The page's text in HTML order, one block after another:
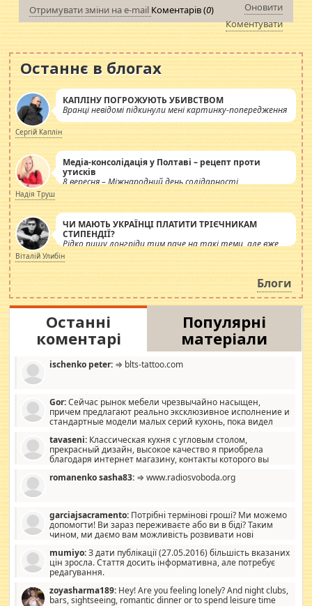
Отримувати зміни на e-mail Коментарів (0)
Оновити
Коментувати
Останнє в блогах
КАПЛІНУ ПОГРОЖУЮТЬ УБИВСТВОМ
Вранці невідомі підкинули мені картинку-попередження
Сергій Каплін
Медіа-консолідація у Полтаві – рецепт проти
утисків
8 вересня – Міжнародний день солідарності
журналістів.
Надія Труш
ЧИ МАЮТЬ УКРАЇНЦІ ПЛАТИТИ ТРІЄЧНИКАМ
СТИПЕНДІЇ?
Рідко пишу лонгріди тим паче на такі теми, але вже
просто дістало! Обурюють сьогоднішні інсенуації
навколо стипендіального питання. Штучно
роздувається ще одна соціальна катастрофа.
Віталій Улибін
Блоги
Останні
коментарі
Популярні
матеріали
ischenko peter: ⇒ blts-tattoo.com
Gor:Сейчас рынок мебели чрезвычайно насыщен,
причем предлагают реально эксклюзивное исполнение и
стандартные модели малых серий кухонь, пока видел
стандартные формы, в MebelOk, креативненько и что главное -
со вкусом все в порядке, без ненужных наворотов удорожающих
мебель, а это не последний фактор.
tavaseni: Классическая кухня с угловым столом,
прекрасный дизайн, высокое качество я приобрела
благодаря интернет магазину, контакты которого вы
romanenko sasha83: ⇒ www.radiosvoboda.org
garciajsacramento: Потрібні термінові гроші? Ми можемо
допомогти! Ви зараз переживаєте або ви в біді? Таким
чином, ми даємо вам можливість розвивати нові
допомагати людям, які намагаються дати їм шанс. Кожен
заслуговує на другий шанс, і, оскільки влада не зможе, вони
повинні приймати від інших. Для нас нема багато суми, і зрілість
витрат, а тільки узгоджених сум і нічого іншого. Не чекайте і не
коментуйте цей пост. Введіть суму, яку ви хочете подати, і ми
mumiyo:З дати публікації (27.05.2016) більшість вказаних
цін зросла. Стаття досить інформативна, але потребує
редагування.
zoyasharma189: Hey! Are you feeling lonely? And night clubs,
bars, sightseeing, romantic dinner or to spend leisure time